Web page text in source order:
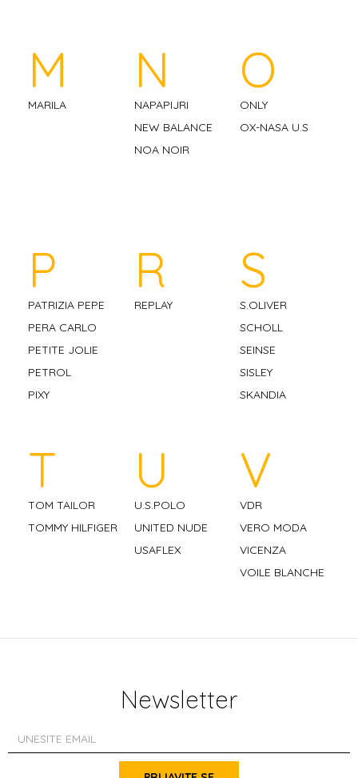
M
MARILA
N
NAPAPIJRI
NEW BALANCE
NOA NOIR
O
ONLY
OX-NASA U.S
P
PATRIZIA PEPE
PERA CARLO
PETITE JOLIE
PETROL
PIXY
R
REPLAY
S
S.OLIVER
SCHOLL
SEINSE
SISLEY
SKANDIA
T
TOM TAILOR
TOMMY HILFIGER
U
U.S.POLO
UNITED NUDE
USAFLEX
V
VDR
VERO MODA
VICENZA
VOILE BLANCHE
Newsletter